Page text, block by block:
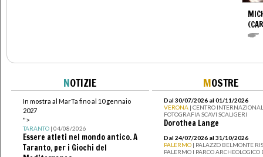
NOTIZIE
In mostra al MarTa fino al 10 gennaio
2027
">
TARANTO| 04/08/2026
Essere atleti nel mondo antico. A
Taranto, per i Giochi del
MOSTRE
Dal 30/07/2026 al 01/11/2026
VERONA | CENTRO
FOTOGRAFIA SCAVI SCALIGERI
Dorothea Lange
Dal 24/07/2026 al 31/10/2026
PALERMO | PALAZZO BELMONTE
PALERMO I PARCO ARCHEOLOGICO